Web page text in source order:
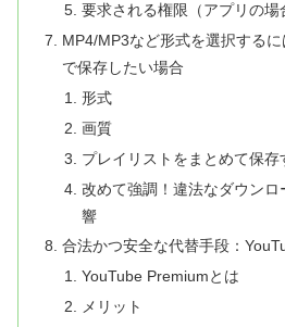
要求される権限（アプリの場
MP4/MP3など形式を選択するに
で保存したい場合
形式
画質
プレイリストをまとめて保存
改めて強調！違法なダウン
響
合法かつ安全な代替手段：
YouTube Premiumとは
メリット